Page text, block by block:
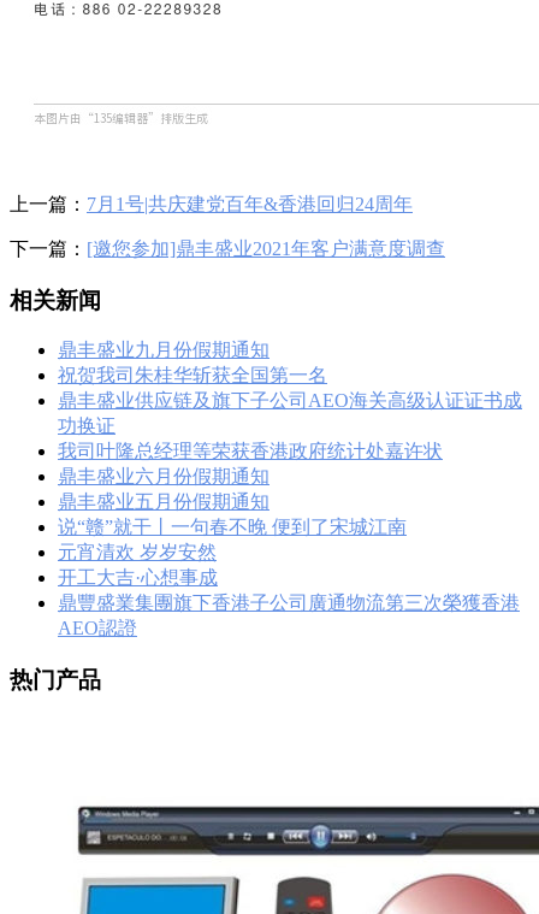
上一篇： 7月1号|共庆建党百年&香港回归24周年
下一篇： [邀您参加]鼎丰盛业2021年客户满意度调查
相关新闻
鼎丰盛业九月份假期通知
祝贺我司朱桂华斩获全国第一名
鼎丰盛业供应链及旗下子公司AEO海关高级认证证书成
功换证
我司叶隆总经理等荣获香港政府统计处嘉许状
鼎丰盛业六月份假期通知
鼎丰盛业五月份假期通知
说“赣”就干丨一句春不晚 便到了宋城江南
元宵清欢 岁岁安然
开工大吉·心想事成
鼎豐盛業集團旗下香港子公司廣通物流第三次榮獲香港
AEO認證
热门产品